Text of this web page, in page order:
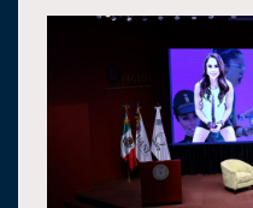
Investigación
Internacionalización
Responsabilidad